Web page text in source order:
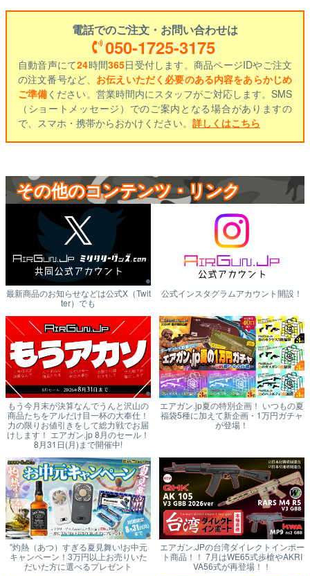
電話でのご注文・お問い合わせは
050-1725-3175
自動音声にて24時間365日受付します。商品ページIDやご注文
の注文番号など、 お伝えいただく必要のある内容をあらかじめ
ご準備ください。営業時間内にスタッフがご対応します。SMS
（ショートメッセージ）でのご案内となる場合がありますの
で、スマホ・携帯からおかけください。 詳しくはこちら
その他のコンテンツ・リンク
最新商品のお知らせなどは公式X（Twit
ter）でも
公式インスタグラムアカウント開設！
もう今月末が決算なんでうんと沢山の
商品たちをアルだけ目一杯の大奉仕！
力の限りお値引きをして総力戦でお届
けします！ エアガン.jp 8月のセール！
8月31日(月)まで開催中!
エアガン.jp夏の特別企画！ いつもの夏
福袋5種に加えて新企画・1万円ガチャ
が登場！
"灼熱（あつ）すぎる夏見舞い!お中元
キャンペーン！3万円以上お売りいた
だいた方に選べるプレゼント
エアガン.JPの台湾ダイレクトインポー
ト商品！！ 7月はWE65式歩槍やAKRI
VA56式が再登場！！